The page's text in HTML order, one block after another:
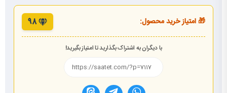
🎁 امتیاز خرید محصول: 98
با دیگران به اشتراک بگذارید تا امتیاز بگیرید!